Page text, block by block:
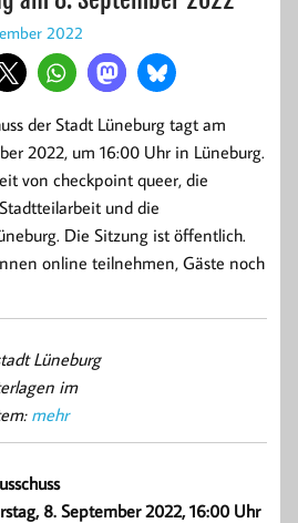
2022
der Stadt Lüneburg tagt am
2022, um 16:00 Uhr in Lüneburg.
von checkpoint queer, die
und die
Die Sitzung ist öffentlich.
online teilnehmen, Gäste noch
Lüneburg
im
mehr
8. September 2022, 16:00 Uhr